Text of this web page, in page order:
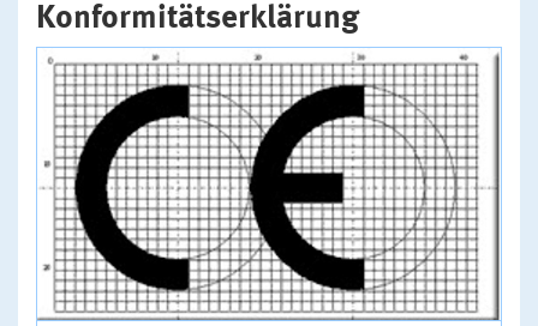
Konformitätserklärung